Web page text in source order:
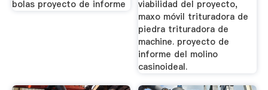
bolas proyecto de informe
viabilidad del proyecto,
maxo móvil trituradora de
piedra trituradora de
machine. proyecto de
informe del molino
casinoideal.